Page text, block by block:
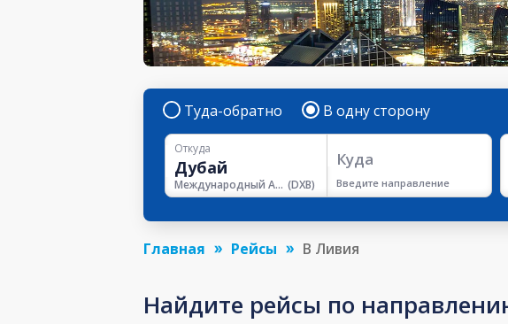
Туда-обратно В одну сторону
Откуда
Международный Аэропорт Дубая (DXB)
Куда
Введите направление
Главная Рейсы В Ливия
Найдите рейсы по